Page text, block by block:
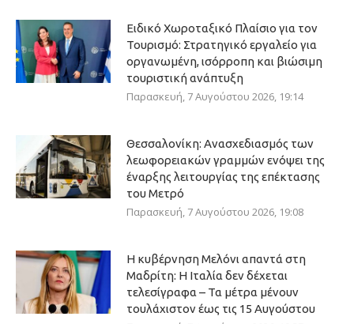
Ειδικό Χωροταξικό Πλαίσιο για τον
Τουρισμό: Στρατηγικό εργαλείο για
οργανωμένη, ισόρροπη και βιώσιμη
τουριστική ανάπτυξη
Παρασκευή, 7 Αυγούστου 2026, 19:14
Θεσσαλονίκη: Ανασχεδιασμός των
λεωφορειακών γραμμών ενόψει της
έναρξης λειτουργίας της επέκτασης
του Μετρό
Παρασκευή, 7 Αυγούστου 2026, 19:08
Η κυβέρνηση Μελόνι απαντά στη
Μαδρίτη: Η Ιταλία δεν δέχεται
τελεσίγραφα – Τα μέτρα μένουν
τουλάχιστον έως τις 15 Αυγούστου